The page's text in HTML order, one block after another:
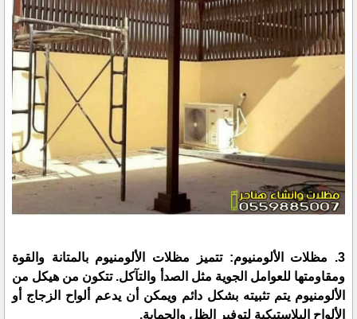
3. مظلات الألومنيوم: تتميز مظلات الألومنيوم بالمتانة والقوة
ومقاومتها للعوامل الجوية مثل الصدأ والتآكل. تتكون من هيكل من
الألومنيوم يتم تثبيته بشكل دائم ويمكن أن يدعم ألواح الزجاج أو
الألواح البلاستيكية لتوفير الظل والحماية.